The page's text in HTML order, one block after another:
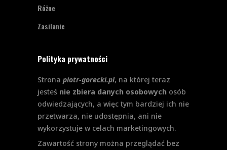
Różne
Zasilanie
Polityka prywatności
Strona piotr-gorecki.pl, na której teraz
jesteś nie zbiera danych osobowych osób
odwiedzających, a więc tym bardziej ich nie
przetwarza, nie udostępnia, ani nie
wykorzystuje w celach marketingowych.
Zawartość strony można przeglądać bez